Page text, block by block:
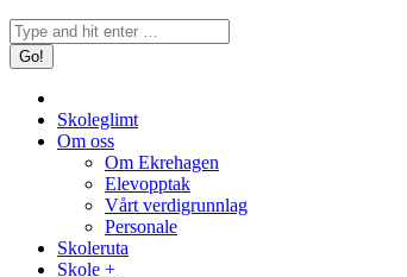
Search:
Skoleglimt
Om oss
Om Ekrehagen
Elevopptak
Vårt verdigrunnlag
Personale
Skoleruta
Skole +